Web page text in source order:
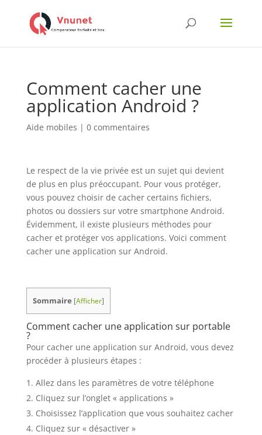
Comment cacher une
application Android ?
Aide mobiles | 0 commentaires
Le respect de la vie privée est un sujet qui devient
de plus en plus préoccupant. Pour vous protéger,
vous pouvez choisir de cacher certains fichiers,
photos ou dossiers sur votre smartphone Android.
Évidemment, il existe plusieurs méthodes pour
cacher et protéger vos applications. Voici comment
cacher une application sur Android.
Sommaire [Afficher]
Comment cacher une application sur portable
?
Pour cacher une application sur Android, vous devez
procéder à plusieurs étapes :
Allez dans les paramètres de votre téléphone
Cliquez sur l’onglet « applications »
Choisissez l’application que vous souhaitez cacher
Cliquez sur « désactiver »